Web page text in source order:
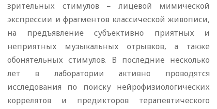
зрительных стимулов – лицевой мимической
экспрессии и фрагментов классической живописи,
на предъявление субъективно приятных и
неприятных музыкальных отрывков, а также
обонятельных стимулов. В последние несколько
лет в лаборатории активно проводятся
исследования по поиску нейрофизиологических
коррелятов и предикторов терапевтического